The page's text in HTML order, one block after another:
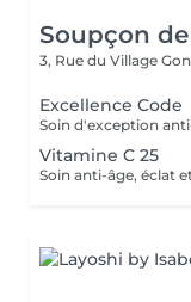
Soupçon
3, Rue du Village
Excellence Code
Vitamine C 25
Soin anti-âge, éclat